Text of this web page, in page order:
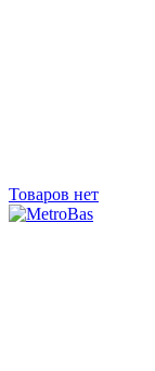
Товаров нет